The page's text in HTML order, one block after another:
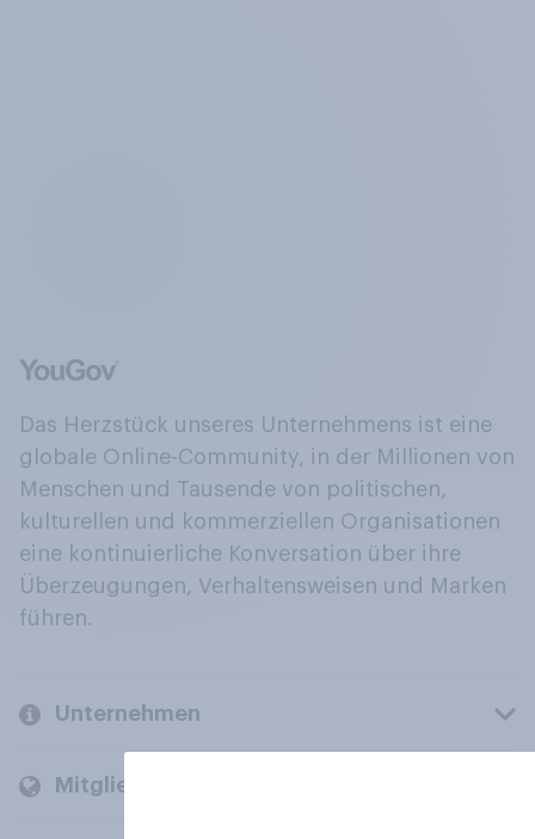
Das Herzstück unseres Unternehmens ist eine
globale Online-Community, in der Millionen von
Menschen und Tausende von politischen,
kulturellen und kommerziellen Organisationen
eine kontinuierliche Konversation über ihre
Überzeugungen, Verhaltensweisen und Marken
führen.
Unternehmen
Mitglieder und Kunden